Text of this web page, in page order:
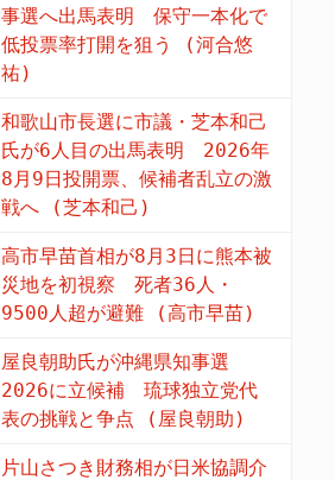
事選へ出馬表明 保守一本化で
低投票率打開を狙う (河合悠
祐)
和歌山市長選に市議・芝本和己
氏が6人目の出馬表明 2026年
8月9日投開票、候補者乱立の激
戦へ (芝本和己)
高市早苗首相が8月3日に熊本被
災地を初視察 死者36人・
9500人超が避難 (高市早苗)
屋良朝助氏が沖縄県知事選
2026に立候補 琉球独立党代
表の挑戦と争点 (屋良朝助)
片山さつき財務相が日米協調介